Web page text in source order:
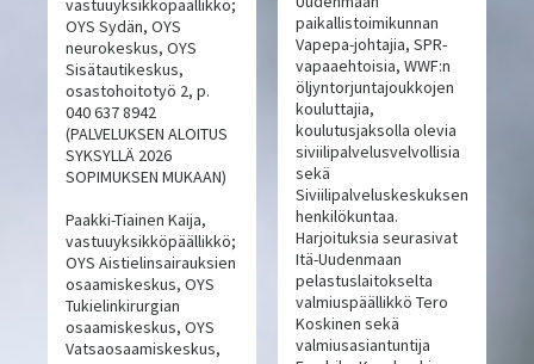
vastuuyksikköpäällikkö;
OYS Sydän, OYS
neurokeskus, OYS
Sisätautikeskus,
osastohoitotyö 2, p.
040 637 8942
(PALVELUKSEN ALOITUS
SYKSYLLÄ 2026
SOPIMUKSEN MUKAAN)
Paakki-Tiainen Kaija,
vastuuyksikköpäällikkö;
OYS Aistielinsairauksien
osaamiskeskus, OYS
Tukielinkirurgian
osaamiskeskus, OYS
Vatsaosaamiskeskus,
paikallistoimikunnan
Vapepa-johtajia, SPR-
vapaaehtoisia, WWF:n
öljyntorjuntajoukkojen
kouluttajia,
koulutusjaksolla olevia
siviilipalvelusvelvollisia
sekä
Siviilipalveluskeskuksen
henkilökuntaa.
Harjoituksia seurasivat
Itä-Uudenmaan
pelastuslaitokselta
valmiuspäällikkö Tero
Koskinen sekä
valmiusasiantuntija